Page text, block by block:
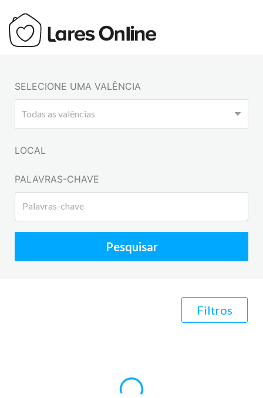
SELECIONE UMA VALÊNCIA
LOCAL
PALAVRAS-CHAVE
Pesquisar
Filtros